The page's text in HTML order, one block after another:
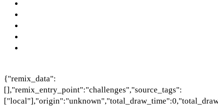
{"remix_data":
[],"remix_entry_point":"challenges","source_tags":